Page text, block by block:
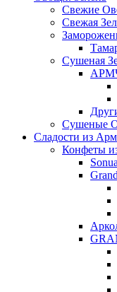
Свежие
Свежая
Сушеная
Сушеные
Сладости из
Конфеты